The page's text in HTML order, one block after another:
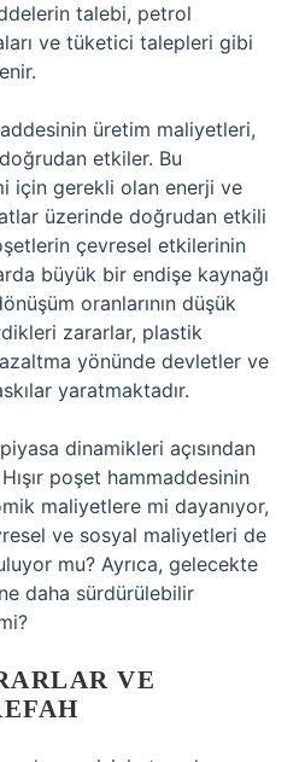
talebi, petrol
ve tüketici talepleri gibi
üretim maliyetleri,
etkiler. Bu
için gerekli olan enerji ve
üzerinde doğrudan etkili
çevresel etkilerinin
büyük bir endişe kaynağı
oranlarının düşük
zararlar, plastik
azaltma yönünde devletler ve
yaratmaktadır.
dinamikleri açısından
poşet hammaddesinin
maliyetlere mi dayanıyor,
ve sosyal maliyetleri de
mu? Ayrıca, gelecekte
daha sürdürülebilir
VE